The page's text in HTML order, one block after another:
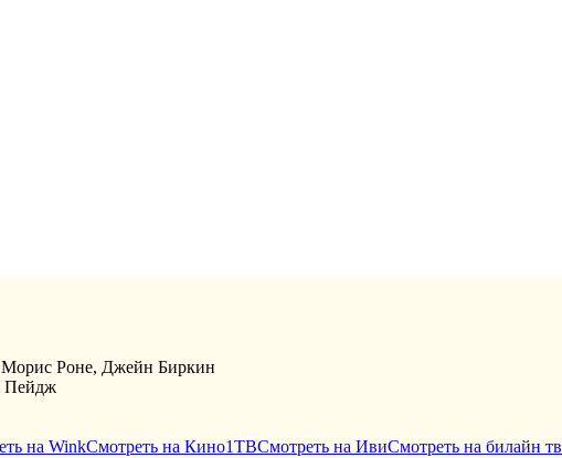
Роне, Джейн Биркин
Пейдж
на WinkСмотреть на Кино1ТВСмотреть на ИвиСмотреть на билайн тв